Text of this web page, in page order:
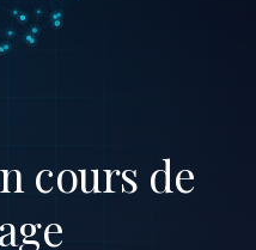
cours de